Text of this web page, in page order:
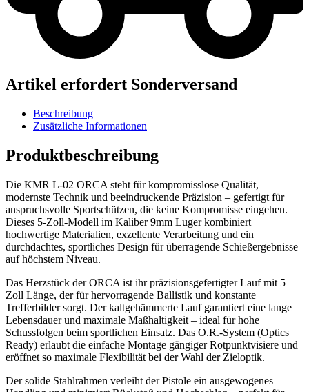
Artikel erfordert Sonderversand
Beschreibung
Zusätzliche Informationen
Produktbeschreibung
Die KMR L-02 ORCA steht für kompromisslose Qualität,
modernste Technik und beeindruckende Präzision – gefertigt für
anspruchsvolle Sportschützen, die keine Kompromisse eingehen.
Dieses 5-Zoll-Modell im Kaliber 9mm Luger kombiniert
hochwertige Materialien, exzellente Verarbeitung und ein
durchdachtes, sportliches Design für überragende Schießergebnisse
auf höchstem Niveau.
Das Herzstück der ORCA ist ihr präzisionsgefertigter Lauf mit 5
Zoll Länge, der für hervorragende Ballistik und konstante
Trefferbilder sorgt. Der kaltgehämmerte Lauf garantiert eine lange
Lebensdauer und maximale Maßhaltigkeit – ideal für hohe
Schussfolgen beim sportlichen Einsatz. Das O.R.-System (Optics
Ready) erlaubt die einfache Montage gängiger Rotpunktvisiere und
eröffnet so maximale Flexibilität bei der Wahl der Zieloptik.
Der solide Stahlrahmen verleiht der Pistole ein ausgewogenes